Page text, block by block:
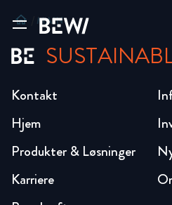
home MAIN
Hjem
Produkter & Løsninger
Karriere
Kontakt